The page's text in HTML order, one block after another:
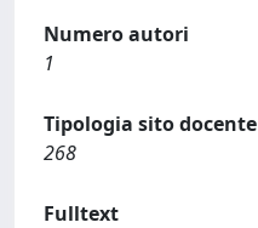
Numero autori
1
Tipologia sito docente
268
Fulltext